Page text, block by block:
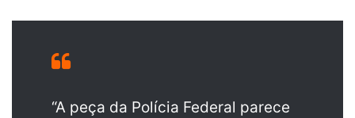
“A peça da Polícia Federal parece